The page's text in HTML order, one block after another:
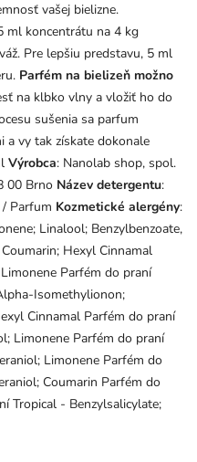
vašej bielizne.
ml koncentrátu na 4 kg
Pre lepšiu predstavu, 5 ml
Parfém na bielizeň možno
na klbko vlny a vložiť ho do
sušenia sa parfum
a vy tak získate dokonale
Výrobca: Nanolab shop, spol.
00 Brno Název detergentu:
/ Parfum Kozmetické alergény:
Linalool; Benzylbenzoate,
Hexyl Cinnamal
Parfém do praní
Isomethylionon;
Cinnamal Parfém do praní
Limonene Parfém do praní
Limonene Parfém do
Coumarin Parfém do
Tropical - Benzylsalicylate;